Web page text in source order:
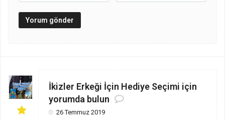
İkizler Erkeği İçin Hediye Seçimi için
yorumda bulun
26 Temmuz 2019